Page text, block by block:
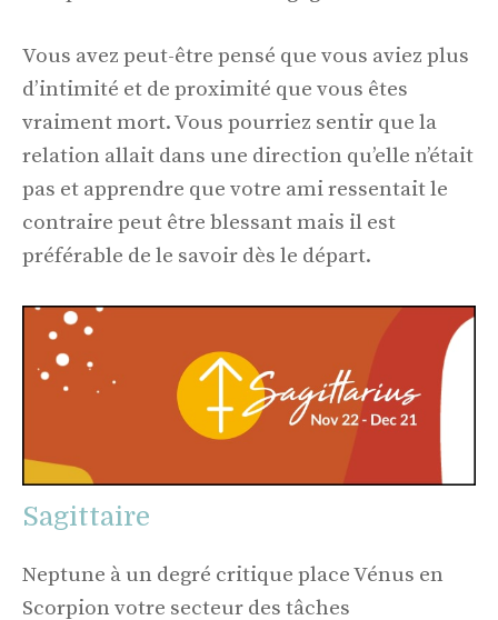
Vous avez peut-être pensé que vous aviez plus
d’intimité et de proximité que vous êtes
vraiment mort. Vous pourriez sentir que la
relation allait dans une direction qu’elle n’était
pas et apprendre que votre ami ressentait le
contraire peut être blessant mais il est
préférable de le savoir dès le départ.
Sagittaire
Neptune à un degré critique place Vénus en
Scorpion votre secteur des tâches